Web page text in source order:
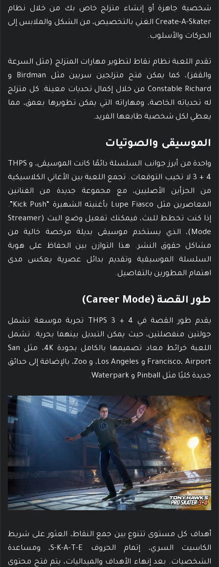
شخصية جاهزة أو إنشاء متزلج خاص بك من خلال نظام
Create-A-Skater الغني بالتخصيص، من الشكل والملابس إلى
الحركات والأسلوب.
تقدم اللعبة نظام نقاط لتطوير مهارات المتزلج (مثل السرعة
والقفز)، كما يمكن فتح متزلجين سريين مثل Birdman و
Constable Richard من خلال إكمال تحديات معينة. كل متزلج
له تحدياته الخاصة، ومهاراته التي يمكن تطويرها بعمق، مما
يعطي لكل شخصية طابعها الفريد.
الموسيقى والصوتيات
واحدة من أبرز جوانب السلسلة دائمًا كانت الموسيقى، و THPS
3 + 4 لا تخيب التوقعات. تجمع اللعبة بين الأغاني الكلاسيكية
من الجزأين الأصليين، مع مجموعة جديدة من الفنانين
المعاصرين مثل Lupe Fiasco بأغنيته الشهيرة “Kick Push”.
إذا كنت تخطط للبث، فيمكنك تفعيل وضع البث (Streamer
Mode)، الذي يستخدم موسيقى بديلة مرخصة خالية من
مشاكل حقوق النشر. هذا التوازن بين الحفاظ على هوية
السلسلة الموسيقية وتقديم بدائل عصرية يعكس مدى
اهتمام المطورين بالتفاصيل.
طور القصة (Career Mode)
يقدم طور القصة في THPS 3 + 4 تجربة موسعة تشمل
جولتين منفصلتين، حيث يمكن التبديل بينهما بحرية. تشمل
اللعبة خرائط معاد تصميمها بالكامل بجودة 4K، مثل San
Francisco، Airport و Los Angeles، و Zoo، بالإضافة إلى حدائق
جديدة كليًا مثل Pinball و Waterpark.
أهداف كل مستوى تتنوع بين جمع النقاط، العثور على شريط
الكاسيت السري، إتمام الحروف S-K-A-T-E، ومساعدة
الشخصيات. بعد إنهاء الأهداف والميداليات، يتم فتح محتوى